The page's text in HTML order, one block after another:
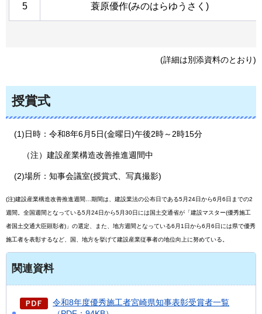
5 蓑原優作(みのはらゆうさく)
(詳細は別添資料のとおり)
授賞式
(1)日時：令和8年6月5日(金曜日)午後2時～2時15分
（注） 建設産業構造改善推進週間中
(2)場所：知事会議室(授賞式、写真撮影)
(注)建設産業構造改善推進週間…期間は、建設業法の公布日である5月24日から6月6日までの2
週間。全国週間となっている5月24日から5月30日には国土交通省が「建設マスター(優秀施工
者国土交通大臣顕彰者)」の選定、また、地方週間となっている6月1日から6月6日には県で優秀
施工者を表彰するなど、国、地方を挙げて建設産業従事者の地位向上に努めている。
関連資料
令和8年度優秀施工者宮崎県知事表彰受賞者一覧